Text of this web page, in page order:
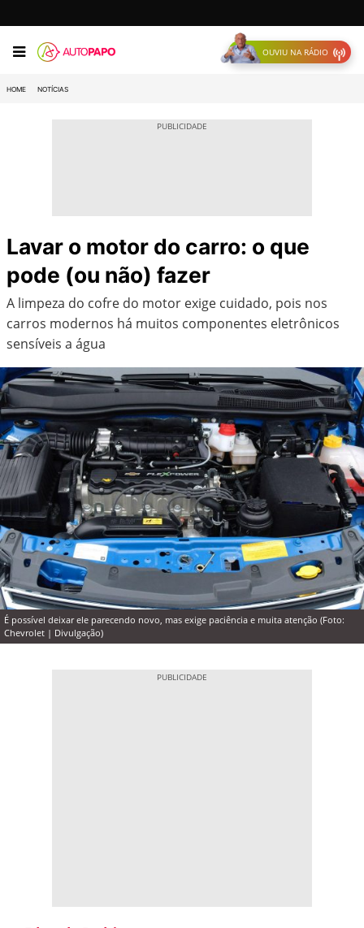
OUVIU NA RÁDIO
HOME NOTÍCIAS
Lavar o motor do carro: o que
pode (ou não) fazer
A limpeza do cofre do motor exige cuidado, pois nos
carros modernos há muitos componentes eletrônicos
sensíveis a água
É possível deixar ele parecendo novo, mas exige paciência e muita atenção (Foto:
Chevrolet | Divulgação)